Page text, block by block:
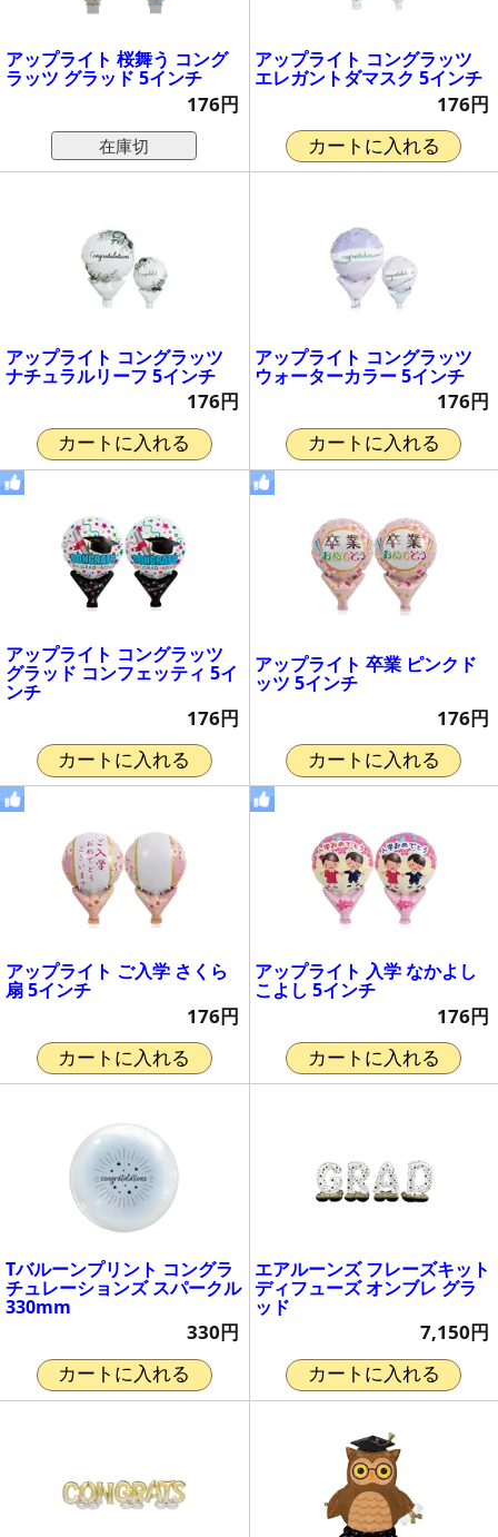
アップライト 桜舞う コング
ラッツ グラッド 5インチ
176円
在庫切
アップライト コングラッツ
エレガントダマスク 5インチ
176円
カートに入れる
アップライト コングラッツ
ナチュラルリーフ 5インチ
176円
カートに入れる
アップライト コングラッツ
ウォーターカラー 5インチ
176円
カートに入れる
アップライト コングラッツ
グラッド コンフェッティ 5イ
ンチ
176円
カートに入れる
アップライト 卒業 ピンクド
ッツ 5インチ
176円
カートに入れる
アップライト ご入学 さくら
扇 5インチ
176円
カートに入れる
アップライト 入学 なかよし
こよし 5インチ
176円
カートに入れる
Tバルーンプリント コングラ
チュレーションズ スパークル
330mm
330円
カートに入れる
エアルーンズ フレーズキット
ディフューズ オンブレ グラ
ッド
7,150円
カートに入れる